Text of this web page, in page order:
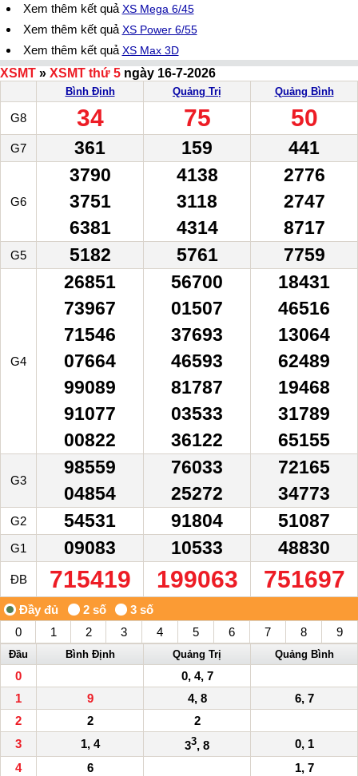
Xem thêm kết quả XS Mega 6/45
Xem thêm kết quả XS Power 6/55
Xem thêm kết quả XS Max 3D
XSMT » XSMT thứ 5 ngày 16-7-2026
Bình Định Quảng Trị Quảng Bình
G8 34 75 50
G7 361 159 441
G6
3790
3751
6381
4138
3118
4314
2776
2747
8717
G5 5182 5761 7759
G4
26851
73967
71546
07664
99089
91077
00822
56700
01507
37693
46593
81787
03533
36122
18431
46516
13064
62489
19468
31789
65155
G3
98559
04854
76033
25272
72165
34773
G2 54531 91804 51087
G1 09083 10533 48830
ĐB 715419 199063 751697
0 1 2 3 4 5 6 7 8 9
Đầu Bình Định Quảng Trị Quảng Bình
0
0, 4, 7
1
9 4, 8
6, 7
2
2
2
3
1, 4 33, 8
0, 1
4
6
1, 7